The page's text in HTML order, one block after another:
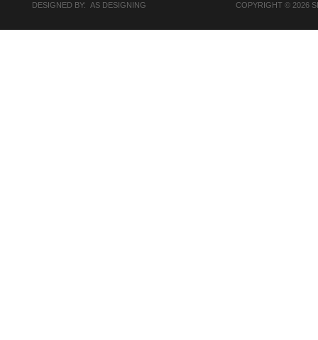
DESIGNED BY: AS DESIGNING COPYRIGHT © 2026